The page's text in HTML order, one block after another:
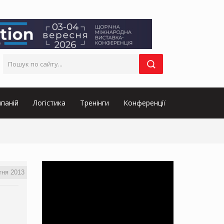
Логістика Тренінги Конференції
2013